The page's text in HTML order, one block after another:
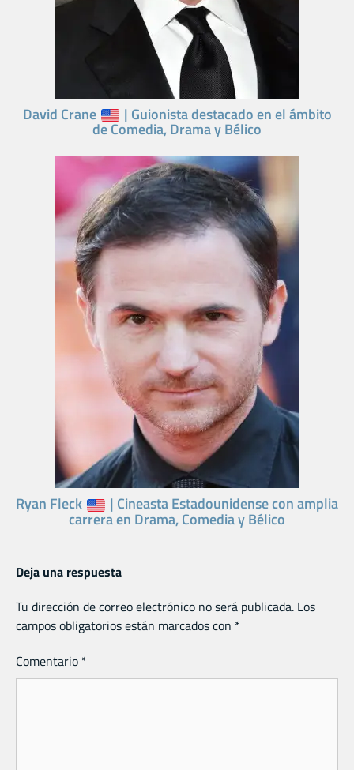
David Crane | Guionista destacado en el ámbito
de Comedia, Drama y Bélico
Ryan Fleck | Cineasta Estadounidense con amplia
carrera en Drama, Comedia y Bélico
Deja una respuesta
Tu dirección de correo electrónico no será publicada. Los
campos obligatorios están marcados con *
Comentario *